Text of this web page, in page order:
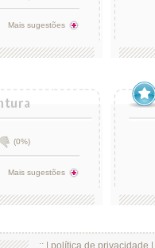
Mais sugestões
(0%)
Mais sugestões
.:: | política de privacidade